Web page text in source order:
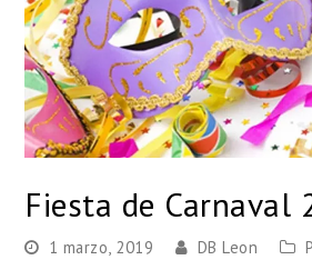
Fiesta de Carnaval
1 marzo, 2019 DB Leon